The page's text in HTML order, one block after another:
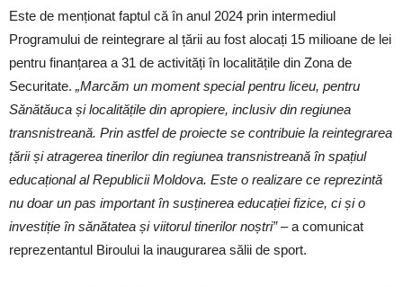
Este de menționat faptul că în anul 2024 prin intermediul
Programului de reintegrare al țării au fost alocați 15 milioane de lei
pentru finanțarea a 31 de activități în localitățile din Zona de
Securitate. „Marcăm un moment special pentru liceu, pentru
Sănătăuca și localitățile din apropiere, inclusiv din regiunea
transnistreană. Prin astfel de proiecte se contribuie la reintegrarea
țării și atragerea tinerilor din regiunea transnistreană în spațiul
educațional al Republicii Moldova. Este o realizare ce reprezintă
nu doar un pas important în susținerea educației fizice, ci și o
investiție în sănătatea și viitorul tinerilor noștri”– a comunicat
reprezentantul Biroului la inaugurarea sălii de sport.